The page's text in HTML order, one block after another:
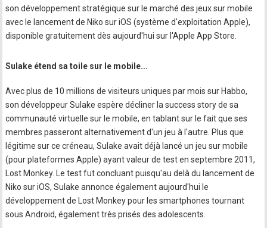
son développement stratégique sur le marché des jeux sur mobile
avec le lancement de Niko sur iOS (système d'exploitation Apple),
disponible gratuitement dès aujourd'hui sur l'Apple App Store.
Sulake étend sa toile sur le mobile...
Avec plus de 10 millions de visiteurs uniques par mois sur Habbo,
son développeur Sulake espère décliner la success story de sa
communauté virtuelle sur le mobile, en tablant sur le fait que ses
membres passeront alternativement d'un jeu à l'autre. Plus que
légitime sur ce créneau, Sulake avait déjà lancé un jeu sur mobile
(pour plateformes Apple) ayant valeur de test en septembre 2011,
Lost Monkey. Le test fut concluant puisqu'au delà du lancement de
Niko sur iOS, Sulake annonce également aujourd'hui le
développement de Lost Monkey pour les smartphones tournant
sous Android, également très prisés des adolescents.